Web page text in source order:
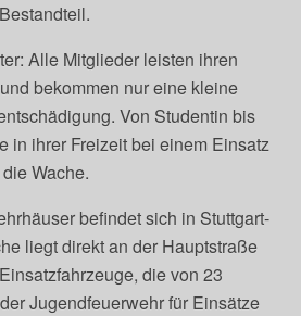
Alle Mitglieder leisten ihren
bekommen nur eine kleine
Von Studentin bis
in ihrer Freizeit bei einem Einsatz
Wache.
befindet sich in Stuttgart-
liegt direkt an der Hauptstraße
die von 23
Jugendfeuerwehr für Einsätze